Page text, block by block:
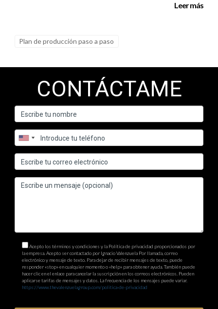
Leer más
Plan de producción paso a paso
CONTÁCTAME
Acepto los términos y condiciones y la Política de privacidad proporcionados por
la empresa. Acepto ser contactado por Ignacio Valenzuela Por llamada, correo
electrónico y mensaje de texto. Para dejar de recibir mensajes de texto, puede
responder «stop» en cualquier momento o «help» para obtener ayuda. También puede
hacer clic en el enlace para cancelar la suscripción en los correos electrónicos. Pueden
aplicarse tarifas de mensajes y datos. La frecuencia de los mensajes puede variar.
https://www.thevalenzuelagroup.com/politica-de-privacidad